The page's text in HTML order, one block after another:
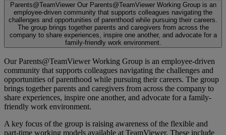
Parents@TeamViewer Our Parents@TeamViewer Working Group is an
employee-driven community that supports colleagues navigating the
challenges and opportunities of parenthood while pursuing their careers.
The group brings together parents and caregivers from across the
company to share experiences, inspire one another, and advocate for a
family-friendly work environment.
Our Parents@TeamViewer Working Group is an employee-driven
community that supports colleagues navigating the challenges and
opportunities of parenthood while pursuing their careers. The group
brings together parents and caregivers from across the company to
share experiences, inspire one another, and advocate for a family-
friendly work environment.
A key focus of the group is raising awareness of the flexible and
part-time working models available at TeamViewer. These include